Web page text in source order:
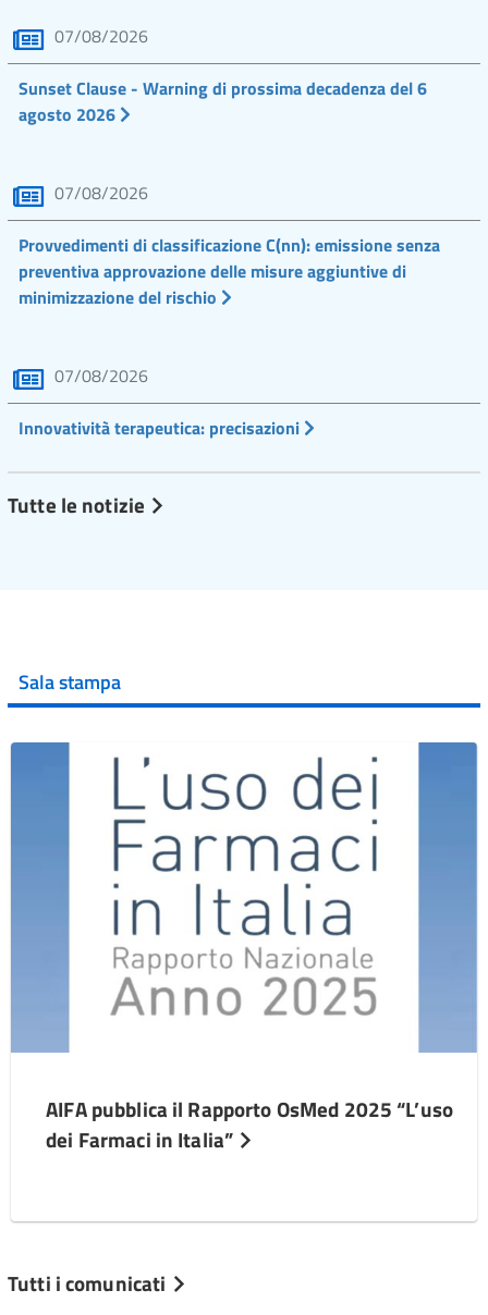
07/08/2026
Sunset Clause - Warning di prossima decadenza del 6
agosto 2026
07/08/2026
Provvedimenti di classificazione C(nn): emissione senza
preventiva approvazione delle misure aggiuntive di
minimizzazione del rischio
07/08/2026
Innovatività terapeutica: precisazioni
Tutte le notizie
Sala stampa
AIFA pubblica il Rapporto OsMed 2025 “L’uso
dei Farmaci in Italia”
Tutti i comunicati